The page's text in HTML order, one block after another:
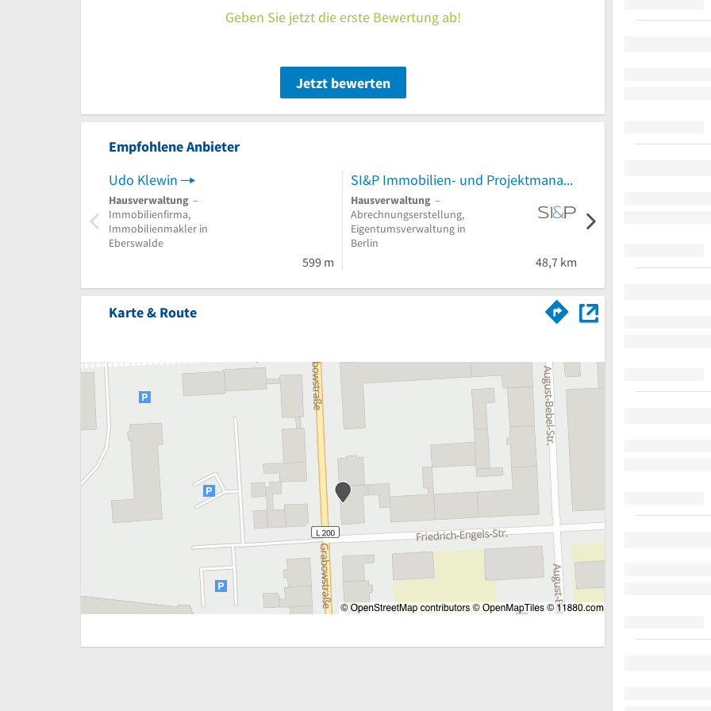
Geben Sie jetzt die erste Bewertung ab!
Jetzt bewerten
Empfohlene Anbieter
Udo Klewin
Hausverwaltung –
Immobilienfirma,
Immobilienmakler in
Eberswalde
599 m
SI&P Immobilien- und Projektmanagement GmbH
Hausverwaltung –
Abrechnungserstellung,
Eigentumsverwaltung in
Berlin
48,7 km
Hausverkauf,
Häuserverkauf in Berlin
Karte & Route